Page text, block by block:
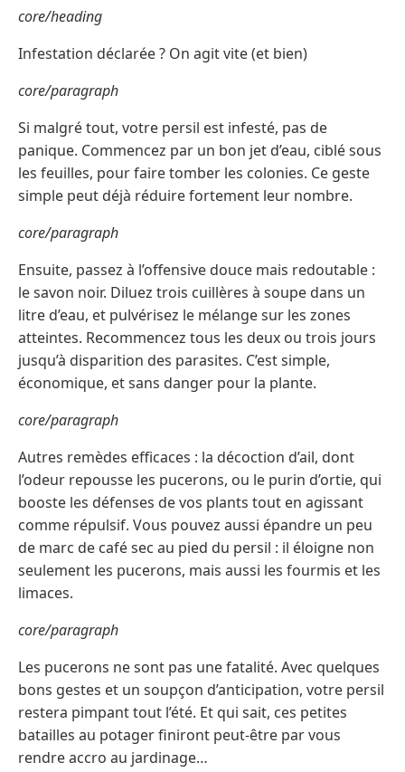
core/heading
Infestation déclarée ? On agit vite (et bien)
core/paragraph
Si malgré tout, votre persil est infesté, pas de
panique. Commencez par un bon jet d’eau, ciblé sous
les feuilles, pour faire tomber les colonies. Ce geste
simple peut déjà réduire fortement leur nombre.
core/paragraph
Ensuite, passez à l’offensive douce mais redoutable :
le savon noir. Diluez trois cuillères à soupe dans un
litre d’eau, et pulvérisez le mélange sur les zones
atteintes. Recommencez tous les deux ou trois jours
jusqu’à disparition des parasites. C’est simple,
économique, et sans danger pour la plante.
core/paragraph
Autres remèdes efficaces : la décoction d’ail, dont
l’odeur repousse les pucerons, ou le purin d’ortie, qui
booste les défenses de vos plants tout en agissant
comme répulsif. Vous pouvez aussi épandre un peu
de marc de café sec au pied du persil : il éloigne non
seulement les pucerons, mais aussi les fourmis et les
limaces.
core/paragraph
Les pucerons ne sont pas une fatalité. Avec quelques
bons gestes et un soupçon d’anticipation, votre persil
restera pimpant tout l’été. Et qui sait, ces petites
batailles au potager finiront peut-être par vous
rendre accro au jardinage…